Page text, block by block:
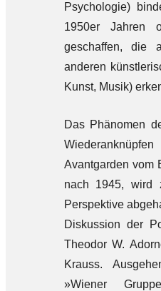
Psychologie)
1950er Jahren
geschaffen, die
anderen
Kunst, Musik)
Das Phänomen
Avantgarden vom
nach 1945, wird
Perspektive
Diskussion der
Theodor W.
Krauss.
»Wiener